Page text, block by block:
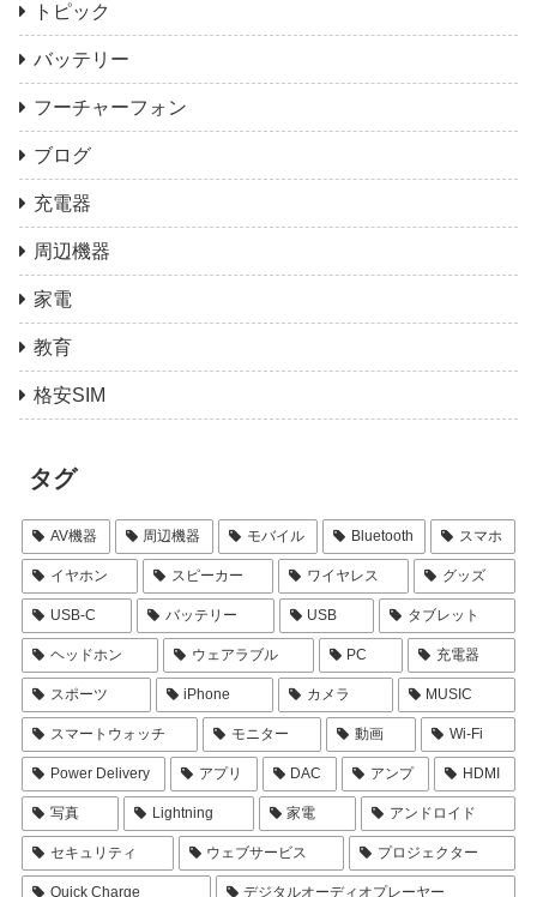
トピック
バッテリー
フーチャーフォン
ブログ
充電器
周辺機器
家電
教育
格安SIM
タグ
AV機器 周辺機器 モバイル Bluetooth スマホ
イヤホン スピーカー ワイヤレス グッズ
USB-C バッテリー USB タブレット
ヘッドホン ウェアラブル PC 充電器
スポーツ iPhone カメラ MUSIC
スマートウォッチ モニター 動画 Wi-Fi
Power Delivery アプリ DAC アンプ HDMI
写真 Lightning 家電 アンドロイド
セキュリティ ウェブサービス プロジェクター
Quick Charge デジタルオーディオプレーヤー